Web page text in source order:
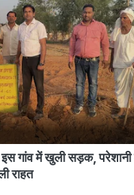
गांव में खुली सड़क,
राहत